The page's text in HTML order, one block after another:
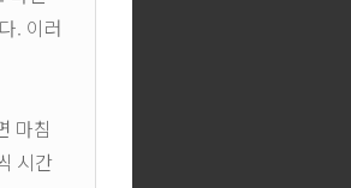
. 이러
마침
시간